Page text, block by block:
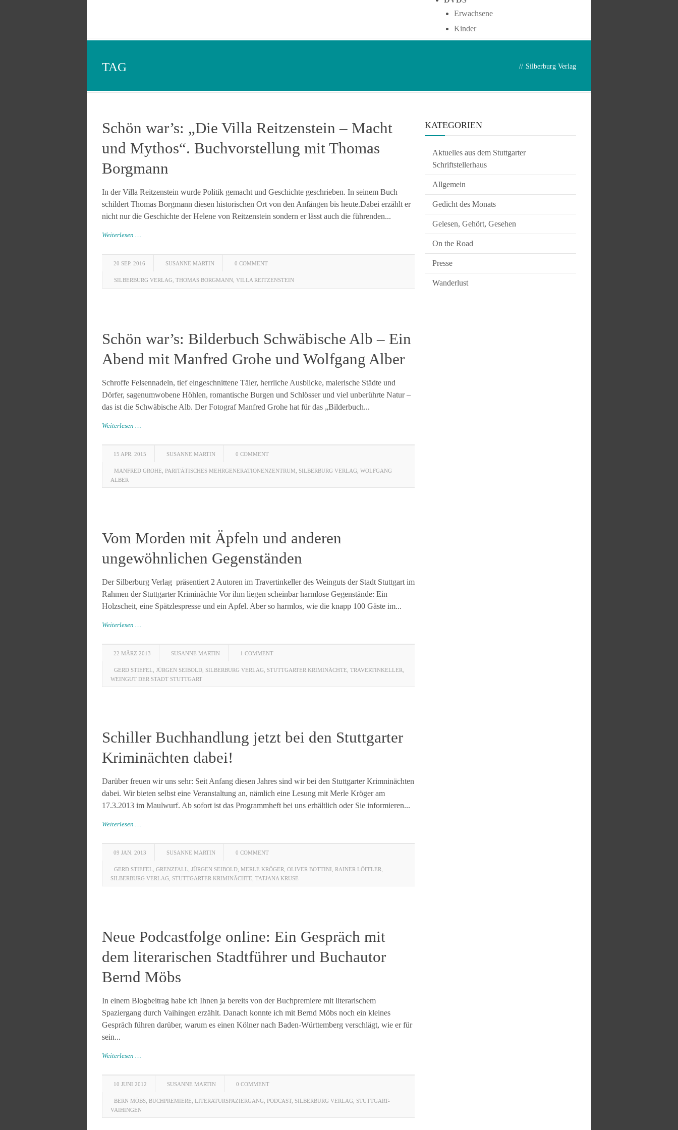
Erwachsene
Kinder
TAG // Silberburg Verlag
Schön war’s: „Die Villa Reitzenstein – Macht
und Mythos“. Buchvorstellung mit Thomas
Borgmann
In der Villa Reitzenstein wurde Politik gemacht und Geschichte geschrieben. In seinem Buch
schildert Thomas Borgmann diesen historischen Ort von den Anfängen bis heute.Dabei erzählt er
nicht nur die Geschichte der Helene von Reitzenstein sondern er lässt auch die führenden...
Weiterlesen …
20 SEP. 2016 SUSANNE MARTIN 0 COMMENT
SILBERBURG VERLAG THOMAS BORGMANN VILLA REITZENSTEIN
Schön war’s: Bilderbuch Schwäbische Alb – Ein
Abend mit Manfred Grohe und Wolfgang Alber
Schroffe Felsennadeln, tief eingeschnittene Täler, herrliche Ausblicke, malerische Städte und
Dörfer, sagenumwobene Höhlen, romantische Burgen und Schlösser und viel unberührte Natur –
das ist die Schwäbische Alb. Der Fotograf Manfred Grohe hat für das „Bilderbuch...
Weiterlesen …
15 APR. 2015 SUSANNE MARTIN 0 COMMENT
MANFRED GROHE PARITÄTISCHES MEHRGENERATIONENZENTRUM SILBERBURG VERLAG WOLFGANG
ALBER
Vom Morden mit Äpfeln und anderen
ungewöhnlichen Gegenständen
Der Silberburg Verlag präsentiert 2 Autoren im Travertinkeller des Weinguts der Stadt Stuttgart im
Rahmen der Stuttgarter Kriminächte Vor ihm liegen scheinbar harmlose Gegenstände: Ein
Holzscheit, eine Spätzlespresse und ein Apfel. Aber so harmlos, wie die knapp 100 Gäste im...
Weiterlesen …
22 MÄRZ 2013 SUSANNE MARTIN 1 COMMENT
GERD STIEFEL JÜRGEN SEIBOLD SILBERBURG VERLAG STUTTGARTER KRIMINÄCHTE TRAVERTINKELLER
WEINGUT DER STADT STUTTGART
Schiller Buchhandlung jetzt bei den Stuttgarter
Kriminächten dabei!
Darüber freuen wir uns sehr: Seit Anfang diesen Jahres sind wir bei den Stuttgarter Krimninächten
dabei. Wir bieten selbst eine Veranstaltung an, nämlich eine Lesung mit Merle Kröger am
17.3.2013 im Maulwurf. Ab sofort ist das Programmheft bei uns erhältlich oder Sie informieren...
Weiterlesen …
09 JAN. 2013 SUSANNE MARTIN 0 COMMENT
GERD STIEFEL GRENZFALL JÜRGEN SEIBOLD MERLE KRÖGER OLIVER BOTTINI RAINER LÖFFLER
SILBERBURG VERLAG STUTTGARTER KRIMINÄCHTE TATJANA KRUSE
Neue Podcastfolge online: Ein Gespräch mit
dem literarischen Stadtführer und Buchautor
Bernd Möbs
In einem Blogbeitrag habe ich Ihnen ja bereits von der Buchpremiere mit literarischem
Spaziergang durch Vaihingen erzählt. Danach konnte ich mit Bernd Möbs noch ein kleines
Gespräch führen darüber, warum es einen Kölner nach Baden-Württemberg verschlägt, wie er für
sein...
Weiterlesen …
10 JUNI 2012 SUSANNE MARTIN 0 COMMENT
BERN MÖBS BUCHPREMIERE LITERATURSPAZIERGANG PODCAST, SILBERBURG VERLAG STUTTGART-
VAIHINGEN
KATEGORIEN
Aktuelles aus dem Stuttgarter
Schriftstellerhaus
Allgemein
Gedicht des Monats
Gelesen, Gehört, Gesehen
On the Road
Presse
Wanderlust